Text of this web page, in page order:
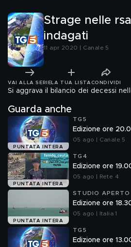
Strage nelle
indagati
11 apr 2020 | Canale 5
VAI ALLA SERIE LA TUA LISTA CONDIVIDI
Si aggrava il bilancio dei decessi
Guarda anche
PUNTATA INTERA
TG5
Edizione ore
05 ago | Canale 5
PUNTATA INTERA
TG4
Edizione ore
05 ago | Rete 4
PUNTATA INTERA
STUDIO APERTO
Edizione ore
05 ago | Italia 1
TG5
Edizione ore